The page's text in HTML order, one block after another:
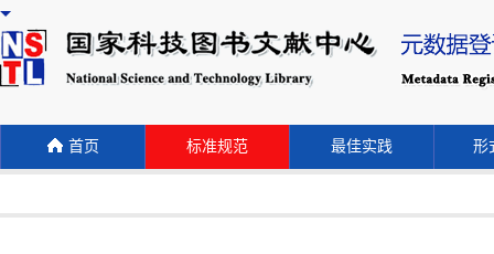
首页 标准规范 最佳实践 形